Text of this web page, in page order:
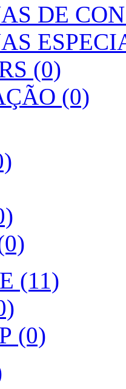
DE
(0)
(0)
(11)
(0)